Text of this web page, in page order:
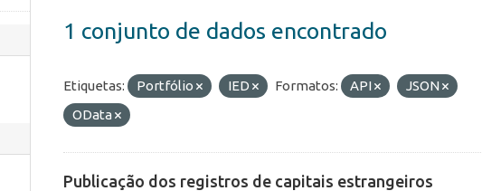
1 conjunto de dados encontrado
Etiquetas: Portfólio IED Formatos: API
JSON
OData
Publicação dos registros de capitais estrangeiros